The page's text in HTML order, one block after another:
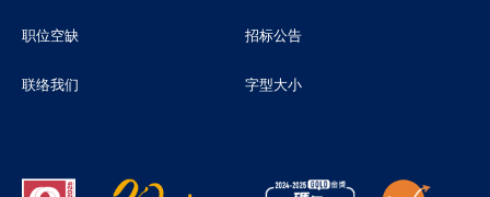
职位空缺 招标公告
联络我们 字型大小